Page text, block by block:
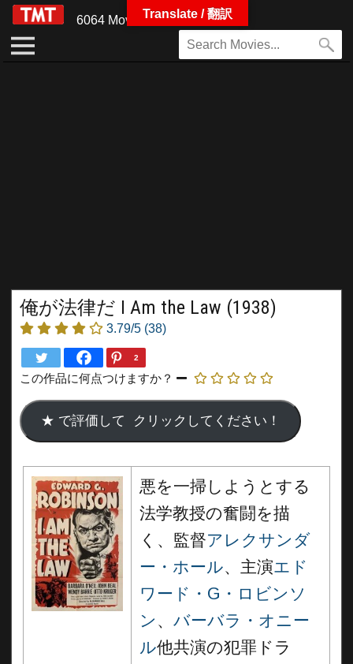
6064 Movies
俺が法律だ I Am the Law (1938)
3.79/5 (38)
2
この作品に何点つけますか？
悪を一掃しようとする
法学教授の奮闘を描
く、監督アレクサンダ
ー・ホール、主演エド
ワード・G・ロビンソ
ン 、 バーバラ・オニー
ル他共演の犯罪ドラ
Translate / 翻訳